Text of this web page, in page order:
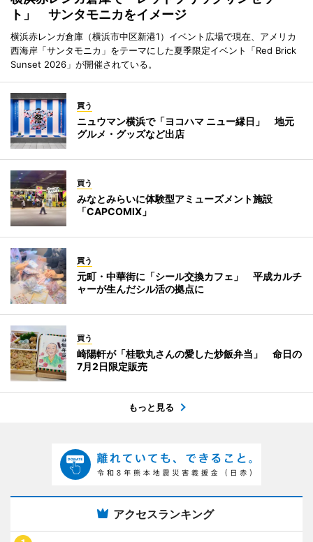
ト」 サンタモニカをイメージ
横浜赤レンガ倉庫（横浜市中区新港1）イベント広場で現在、アメリカ
西海岸「サンタモニカ」をテーマにした夏季限定イベント「Red Brick
Sunset 2026」が開催されている。
買う
ニュウマン横浜で「ヨコハマ ニュー縁日」 地元
グルメ・グッズなど出店
買う
みなとみらいに体験型アミューズメント施設
「CAPCOMIX」
買う
元町・中華街に「シール交換カフェ」 平成カルチ
ャーが生んだシル活の拠点に
買う
崎陽軒が「桂歌丸さんの愛した炒飯弁当」 命日の
7月2日限定販売
もっと見る
アクセスランキング